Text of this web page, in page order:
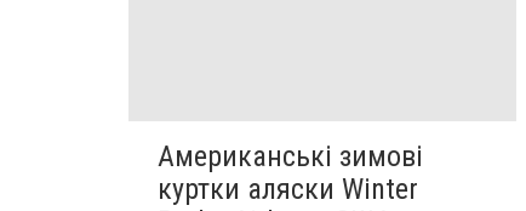
Американські зимові
куртки аляски Winter